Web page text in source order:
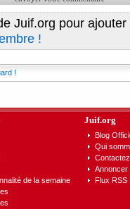
Juif.org pour
!
!
de la semaine
Juif.org
Blog
Qui
Annoncer
Flux RSS